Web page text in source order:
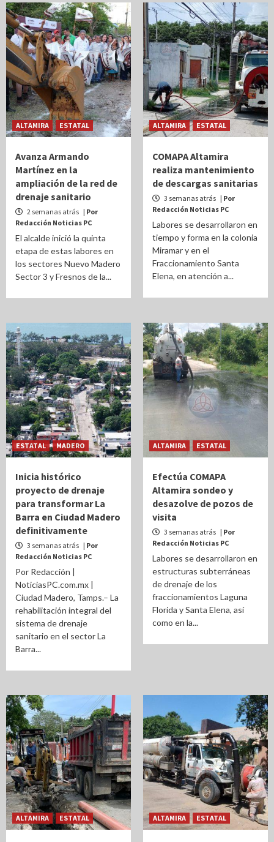
ALTAMIRA ESTATAL
Avanza Armando
Martínez en la
ampliación de la red de
drenaje sanitario
2 semanas atrás | Por
Redacción Noticias PC
El alcalde inició la quinta
etapa de estas labores en
los sectores Nuevo Madero
Sector 3 y Fresnos de la...
ALTAMIRA ESTATAL
COMAPA Altamira
realiza mantenimiento
de descargas sanitarias
3 semanas atrás | Por
Redacción Noticias PC
Labores se desarrollaron en
tiempo y forma en la colonia
Miramar y en el
Fraccionamiento Santa
Elena, en atención a...
ESTATAL MADERO
Inicia histórico
proyecto de drenaje
para transformar La
Barra en Ciudad Madero
definitivamente
3 semanas atrás | Por
Redacción Noticias PC
Por Redacción |
NoticiasPC.com.mx |
Ciudad Madero, Tamps.– La
rehabilitación integral del
sistema de drenaje
sanitario en el sector La
Barra...
ALTAMIRA ESTATAL
Efectúa COMAPA
Altamira sondeo y
desazolve de pozos de
visita
3 semanas atrás | Por
Redacción Noticias PC
Labores se desarrollaron en
estructuras subterráneas
de drenaje de los
fraccionamientos Laguna
Florida y Santa Elena, así
como en la...
ALTAMIRA ESTATAL ALTAMIRA ESTATAL